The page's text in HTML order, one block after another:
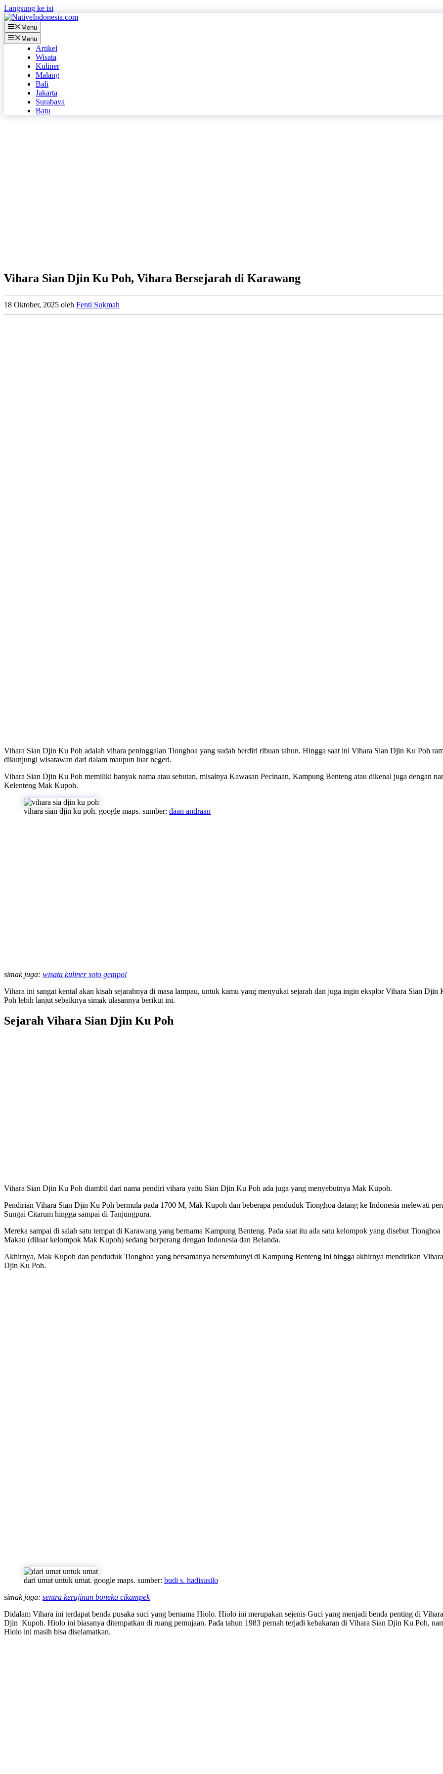
Langsung ke isi
Menu
Menu
Artikel
Wisata
Kuliner
Malang
Bali
Jakarta
Surabaya
Batu
Vihara Sian Djin Ku Poh, Vihara Bersejarah di Karawang
18 Oktober, 2025 oleh Fenti Sukmah
Vihara Sian Djin Ku Poh adalah vihara peninggalan Tionghoa yang sudah berdiri ribuan tahun. Hingga saat ini Vihara Sian Djin Ku Poh
dikunjungi wisatawan dari dalam maupun luar negeri.
Vihara Sian Djin Ku Poh memiliki banyak nama atau sebutan, misalnya Kawasan Pecinaan, Kampung Benteng atau dikenal juga dengan
Kelenteng Mak Kupoh.
vihara sian djin ku poh. google maps. sumber: daan andraan
simak juga: wisata kuliner soto gempol
Vihara ini sangat kental akan kisah sejarahnya di masa lampau, untuk kamu yang menyukai sejarah dan juga ingin eksplor Vihara Sian Djin
Poh lebih lanjut sebaiknya simak ulasannya berikut ini.
Sejarah Vihara Sian Djin Ku Poh
Vihara Sian Djin Ku Poh diambil dari nama pendiri vihara yaitu Sian Djin Ku Poh ada juga yang menyebutnya Mak Kupoh.
Pendirian Vihara Sian Djin Ku Poh bermula pada 1700 M, Mak Kupoh dan beberapa penduduk Tionghoa datang ke Indonesia melewati
Sungai Citarum hingga sampai di Tanjungpura.
Mereka sampai di salah satu tempat di Karawang yang bernama Kampung Benteng. Pada saat itu ada satu kelompok yang disebut Tionghoa
Makau (diluar kelompok Mak Kupoh) sedang berperang dengan Indonesia dan Belanda.
Akhirnya, Mak Kupoh dan penduduk Tionghoa yang bersamanya bersembunyi di Kampung Benteng ini hingga akhirnya mendirikan
Djin Ku Poh.
dari umat untuk umat. google maps. sumber: budi s. hadisusilo
simak juga: sentra kerajinan boneka cikampek
Didalam Vihara ini terdapat benda pusaka suci yang bernama Hiolo. Hiolo ini merupakan sejenis Guci yang menjadi benda penting di
Djin Kupoh. Hiolo ini biasanya ditempatkan di ruang pemujaan. Pada tahun 1983 pernah terjadi kebakaran di Vihara Sian Djin Ku Poh,
Hiolo ini masih bisa diselamatkan.